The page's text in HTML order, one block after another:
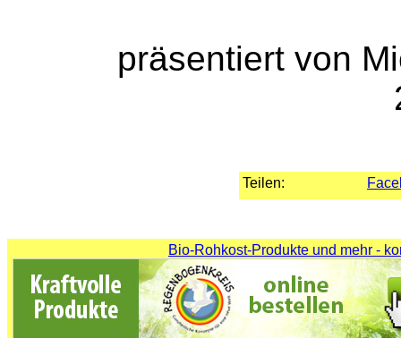
präsentiert von
Teilen:
Bio-Rohkost-Produkte und mehr -